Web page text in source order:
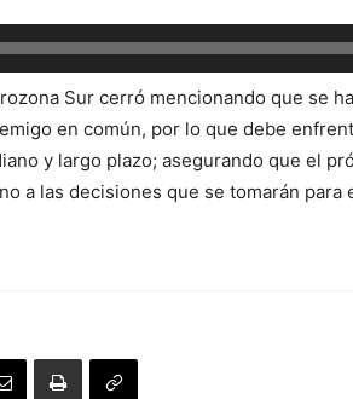
Sur cerró mencionando que se
en común, por lo que debe
y largo plazo; asegurando que el
a las decisiones que se tomarán para